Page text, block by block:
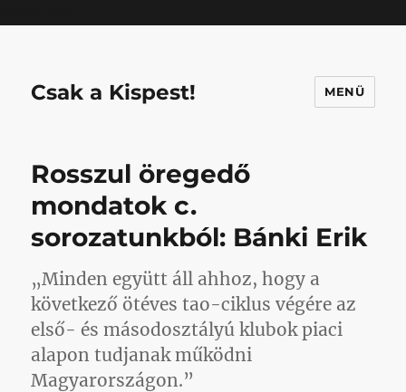
Csak a Kispest! MENÜ
Rosszul öregedő
mondatok c.
sorozatunkból: Bánki Erik
„Minden együtt áll ahhoz, hogy a
következő ötéves tao-ciklus végére az
első- és másodosztályú klubok piaci
alapon tudjanak működni
Magyarországon.”